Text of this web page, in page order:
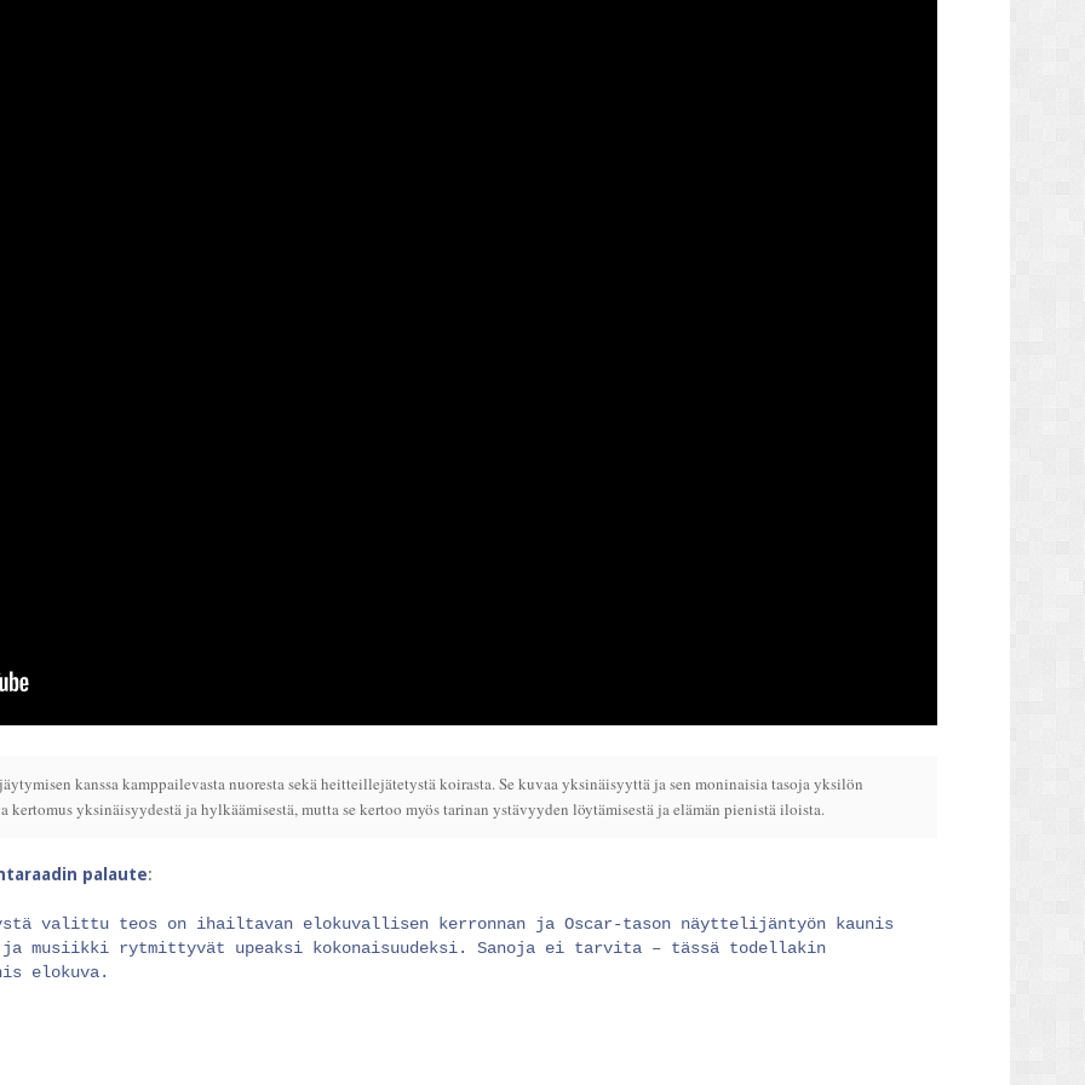
kanssa kamppailevasta nuoresta sekä heitteillejätetystä koirasta. Se kuvaa yksinäisyyttä ja sen moninaisia tasoja yksilön
kertomus yksinäisyydestä ja hylkäämisestä, mutta se kertoo myös tarinan ystävyyden löytämisestä ja elämän pienistä iloista.
palaute:
valittu teos on ihailtavan elokuvallisen kerronnan ja Oscar-tason näyttelijäntyön kaunis
musiikki rytmittyvät upeaksi kokonaisuudeksi. Sanoja ei tarvita – tässä todellakin
elokuva.